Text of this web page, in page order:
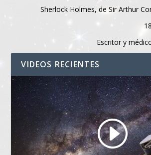
Sherlock Holmes, de Sir Arthur
Escritor y
VIDEOS RECIENTES